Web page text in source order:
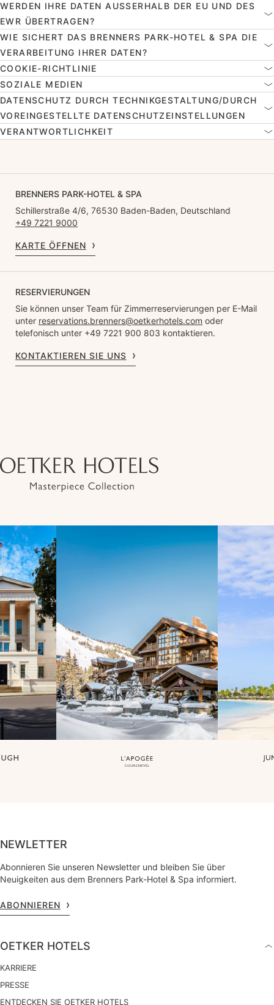
WERDEN IHRE DATEN AUSSERHALB DER EU UND DES E
WR ÜBERTRAGEN?
WIE SICHERT DAS BRENNERS PARK-HOTEL & SPA DIE
VERARBEITUNG IHRER DATEN?
COOKIE-RICHTLINIE
SOZIALE MEDIEN
DATENSCHUTZ DURCH TECHNIKGESTALTUNG/DURCH
VOREINGESTELLTE DATENSCHUTZEINSTELLUNGEN
VERANTWORTLICHKEIT
BRENNERS PARK-HOTEL & SPA
Schillerstraße 4/6, 76530 Baden-Baden, Deutschland
+49 7221 9000
KARTE ÖFFNEN
RESERVIERUNGEN
Sie können unser Team für Zimmerreservierungen per E-Mail
unter reservations.brenners@oetkerhotels.com oder
telefonisch unter +49 7221 900 803 kontaktieren.
KONTAKTIEREN SIE UNS
NEWLETTER
Abonnieren Sie unseren Newsletter und bleiben Sie über
Neuigkeiten aus dem Brenners Park-Hotel & Spa informiert.
ABONNIEREN
OETKER HOTELS
KARRIERE
PRESSE
ENTDECKEN SIE OETKER HOTELS